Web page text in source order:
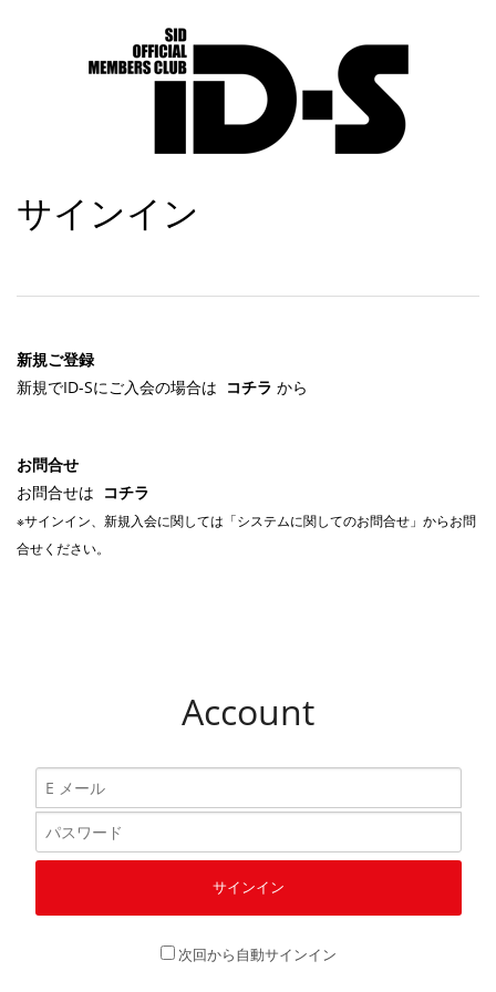
サインイン
新規ご登録
新規でID-Sにご入会の場合は コチラ から
お問合せ
お問合せは コチラ
※サインイン、新規入会に関しては「システムに関してのお問合せ」からお問
合せください。
Account
次回から自動サインイン